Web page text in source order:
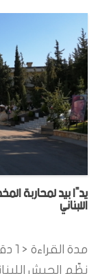
يدًا بيد لمحاربة
اللبناني
مدة القراءة < 1
نظّم الجيش